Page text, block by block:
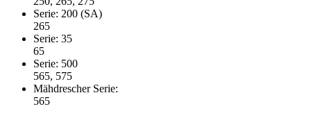
Serie: 200 (SA)
265
Serie: 35
65
Serie: 500
565, 575
Mähdrescher Serie:
565